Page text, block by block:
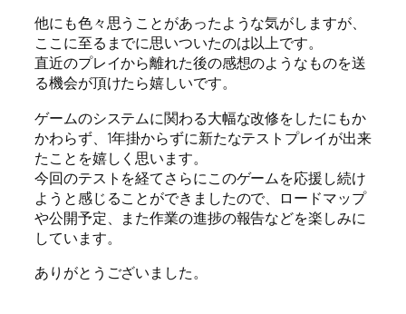
他にも色々思うことがあったような気がしますが、
ここに至るまでに思いついたのは以上です。
直近のプレイから離れた後の感想のようなものを送
る機会が頂けたら嬉しいです。
ゲームのシステムに関わる大幅な改修をしたにもか
かわらず、1年掛からずに新たなテストプレイが出来
たことを嬉しく思います。
今回のテストを経てさらにこのゲームを応援し続け
ようと感じることができましたので、ロードマップ
や公開予定、また作業の進捗の報告などを楽しみに
しています。
ありがとうございました。